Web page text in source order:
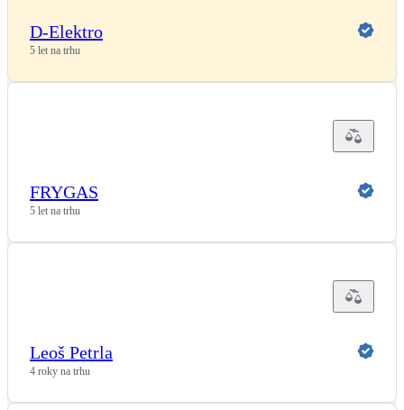
D-Elektro
5 let na trhu
FRYGAS
5 let na trhu
Leoš Petrla
4 roky na trhu